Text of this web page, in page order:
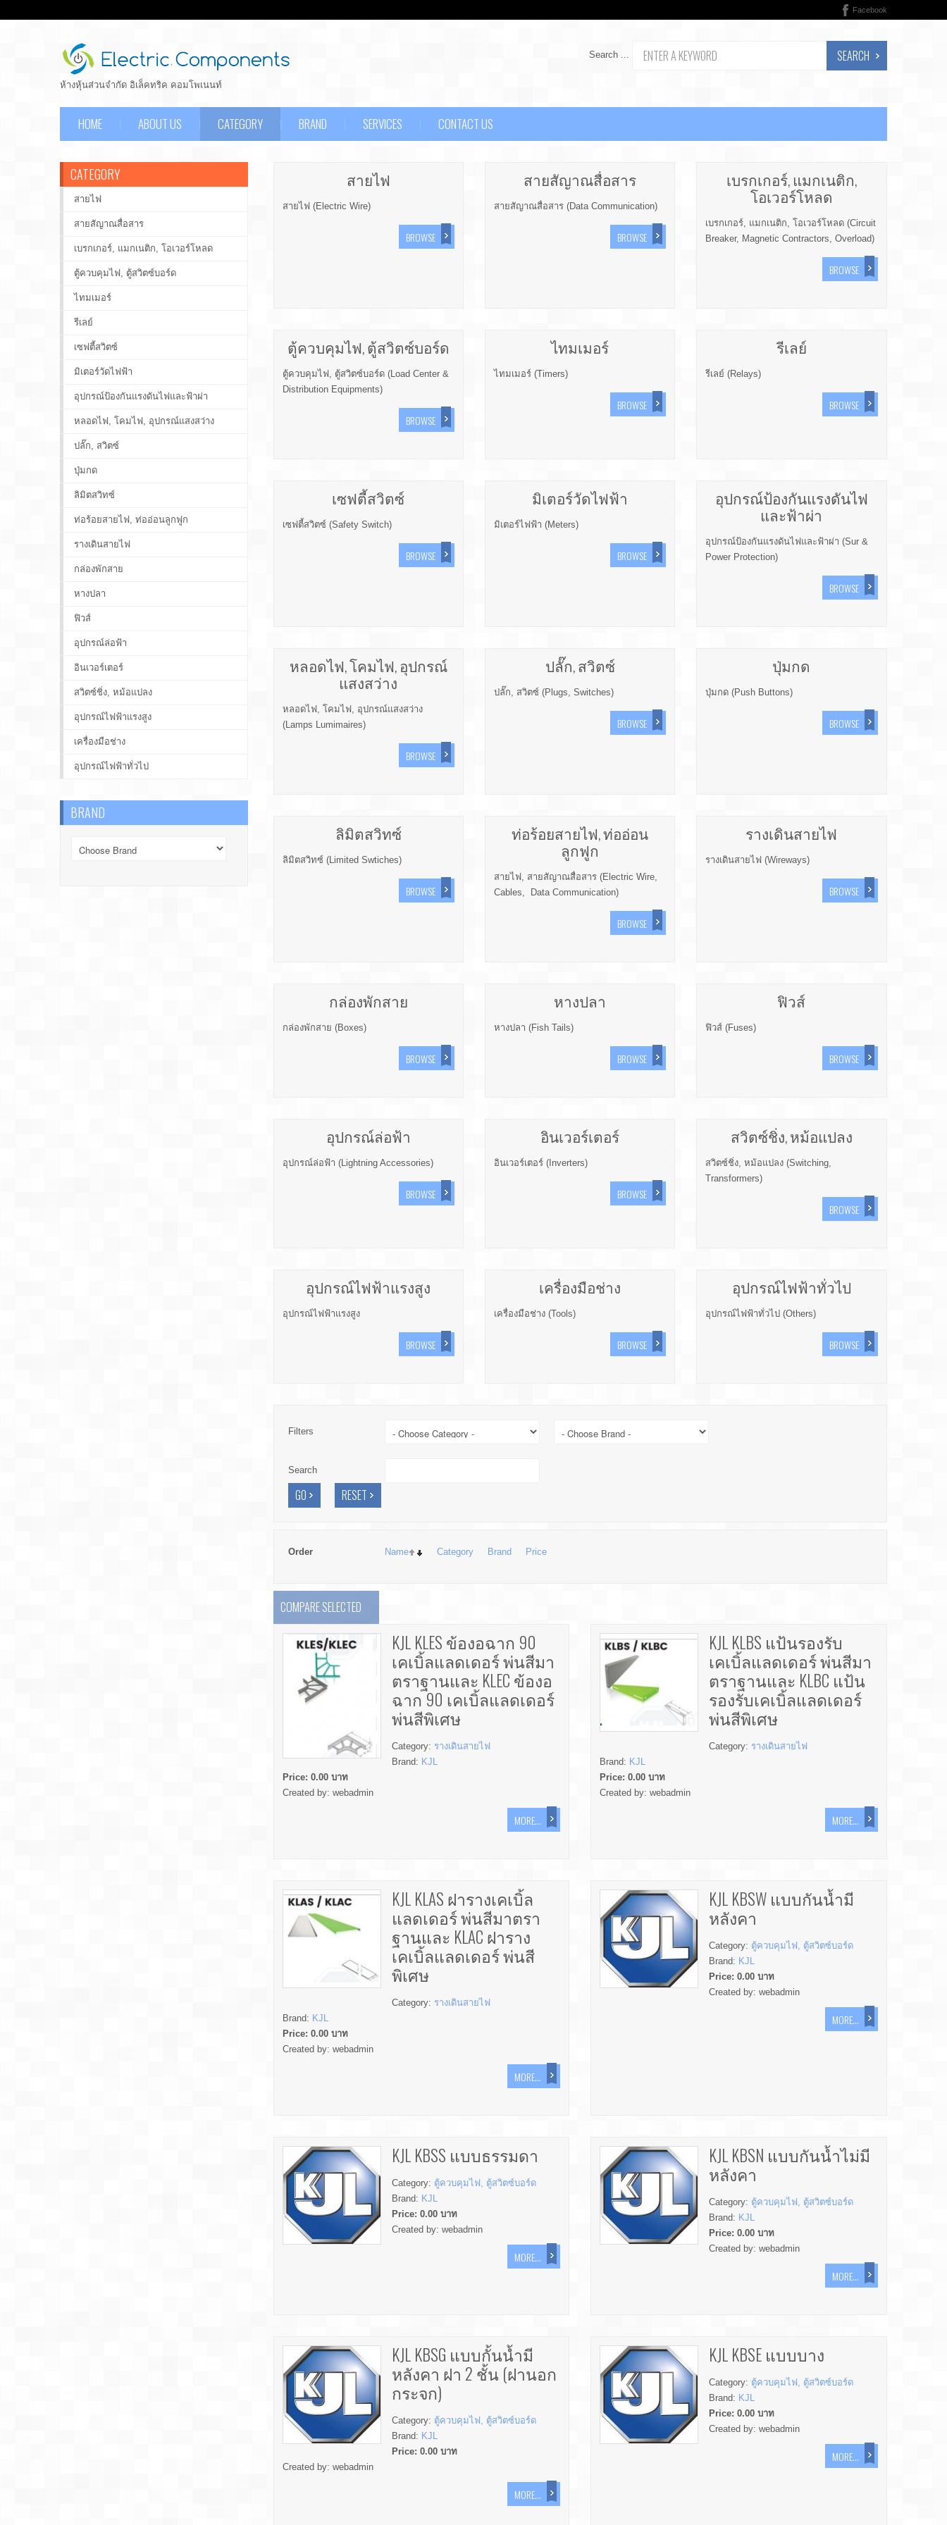
Facebook
ห้างหุ้นส่วนจำกัด อิเล็คทริค คอมโพเนนท์
Search ... SEARCH
HOME ABOUT US CATEGORY BRAND SERVICES CONTACT US
สายไฟ
สายไฟ (Electric Wire)
BROWSE
สายสัญาณสื่อสาร
สายสัญาณสื่อสาร (Data Communication)
BROWSE
เบรกเกอร์, แมกเนติก,
โอเวอร์โหลด
เบรกเกอร์, แมกเนติก, โอเวอร์โหลด (Circuit
Breaker, Magnetic Contractors, Overload)
BROWSE
ตู้ควบคุมไฟ, ตู้สวิตซ์บอร์ด
ตู้ควบคุมไฟ, ตู้สวิตซ์บอร์ด (Load Center &
Distribution Equipments)
BROWSE
ไทมเมอร์
ไทมเมอร์ (Timers)
BROWSE
รีเลย์
รีเลย์ (Relays)
BROWSE
เซฟตี้สวิตซ์
เซฟตี้สวิตซ์ (Safety Switch)
BROWSE
มิเตอร์วัดไฟฟ้า
มิเตอร์ไฟฟ้า (Meters)
BROWSE
อุปกรณ์ป้องกันแรงดันไฟ
และฟ้าผ่า
อุปกรณ์ป้องกันแรงดันไฟและฟ้าผ่า (Sur &
Power Protection)
BROWSE
หลอดไฟ, โคมไฟ, อุปกรณ์
แสงสว่าง
หลอดไฟ, โคมไฟ, อุปกรณ์แสงสว่าง
(Lamps Lumimaires)
BROWSE
ปลั๊ก, สวิตซ์
ปลั๊ก, สวิตซ์ (Plugs, Switches)
BROWSE
ปุ่มกด
ปุ่มกด (Push Buttons)
BROWSE
ลิมิตสวิทซ์
ลิมิตสวิทซ์ (Limited Swtiches)
BROWSE
ท่อร้อยสายไฟ, ท่ออ่อน
ลูกฟูก
สายไฟ, สายสัญาณสื่อสาร (Electric Wire,
Cables, Data Communication)
BROWSE
รางเดินสายไฟ
รางเดินสายไฟ (Wireways)
BROWSE
กล่องพักสาย
กล่องพักสาย (Boxes)
BROWSE
หางปลา
หางปลา (Fish Tails)
BROWSE
ฟิวส์
ฟิวส์ (Fuses)
BROWSE
อุปกรณ์ล่อฟ้า
อุปกรณ์ล่อฟ้า (Lightning Accessories)
BROWSE
อินเวอร์เตอร์
อินเวอร์เตอร์ (Inverters)
BROWSE
สวิตซ์ชิ่ง, หม้อแปลง
สวิตซ์ชิ่ง, หม้อแปลง (Switching,
Transformers)
BROWSE
อุปกรณ์ไฟฟ้าแรงสูง
อุปกรณ์ไฟฟ้าแรงสูง
BROWSE
เครื่องมือช่าง
เครื่องมือช่าง (Tools)
BROWSE
อุปกรณ์ไฟฟ้าทั่วไป
อุปกรณ์ไฟฟ้าทั่วไป (Others)
BROWSE
Filters
Search
Order Name Category Brand Price
COMPARE SELECTED
KJL KLES ข้องอฉาก 90
เคเบิ้ลแลดเดอร์ พ่นสีมา
ตราฐานและ KLEC ข้องอ
ฉาก 90 เคเบิ้ลแลดเดอร์
พ่นสีพิเศษ
Category: รางเดินสายไฟ
Brand: KJL
Price: 0.00 บาท
Created by: webadmin
MORE...
KJL KLBS แป้นรองรับ
เคเบิ้ลแลดเดอร์ พ่นสีมา
ตราฐานและ KLBC แป้น
รองรับเคเบิ้ลแลดเดอร์
พ่นสีพิเศษ
Category: รางเดินสายไฟ
Brand: KJL
Price:0.00 บาท
Created by:webadmin
MORE...
KJL KLAS ฝารางเคเบิ้ล
แลดเดอร์ พ่นสีมาตรา
ฐานและ KLAC ฝาราง
เคเบิ้ลแลดเดอร์ พ่นสี
พิเศษ
Category: รางเดินสายไฟ
Brand: KJL
Price: 0.00 บาท
Created by: webadmin
MORE...
KJL KBSW แบบกันน้ำมี
หลังคา
Category: ตู้ควบคุมไฟ, ตู้สวิตซ์บอร์ด
Brand: KJL
Price:0.00 บาท
Created by:webadmin
MORE...
KJL KBSS แบบธรรมดา
Category: ตู้ควบคุมไฟ, ตู้สวิตซ์บอร์ด
Brand: KJL
Price: 0.00 บาท
Created by: webadmin
MORE...
KJL KBSN แบบกันน้ำไม่มี
หลังคา
Category: ตู้ควบคุมไฟ, ตู้สวิตซ์บอร์ด
Brand: KJL
Price:0.00 บาท
Created by:webadmin
MORE...
KJL KBSG แบบกั้นน้ำมี
หลังคา ฝา 2 ชั้น (ฝานอก
กระจก)
Category: ตู้ควบคุมไฟ, ตู้สวิตซ์บอร์ด
Brand: KJL
Price: 0.00 บาท
Created by: webadmin
MORE...
KJL KBSE แบบบาง
Category: ตู้ควบคุมไฟ, ตู้สวิตซ์บอร์ด
Brand: KJL
Price:0.00 บาท
Created by:webadmin
MORE...
CATEGORY
สายไฟ
สายสัญาณสื่อสาร
เบรกเกอร์, แมกเนติก, โอเวอร์โหลด
ตู้ควบคุมไฟ, ตู้สวิตซ์บอร์ด
ไทมเมอร์
รีเลย์
เซฟตี้สวิตซ์
มิเตอร์วัดไฟฟ้า
อุปกรณ์ป้องกันแรงดันไฟและฟ้าผ่า
หลอดไฟ, โคมไฟ, อุปกรณ์แสงสว่าง
ปลั๊ก, สวิตซ์
ปุ่มกด
ลิมิตสวิทซ์
ท่อร้อยสายไฟ, ท่ออ่อนลูกฟูก
รางเดินสายไฟ
กล่องพักสาย
หางปลา
ฟิวส์
อุปกรณ์ล่อฟ้า
อินเวอร์เตอร์
สวิตซ์ชิ่ง, หม้อแปลง
อุปกรณ์ไฟฟ้าแรงสูง
เครื่องมือช่าง
อุปกรณ์ไฟฟ้าทั่วไป
BRAND